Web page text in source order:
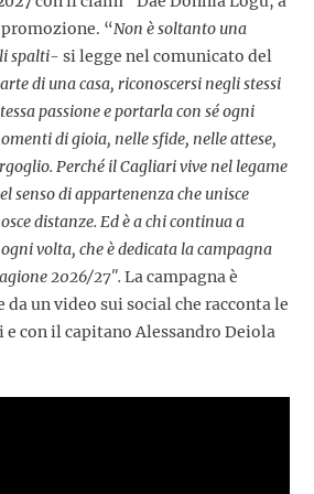
“Non è soltanto una
spalti- si legge nel comunicato del
di una casa, riconoscersi negli stessi
passione e portarla con sé ogni
di gioia, nelle sfide, nelle attese,
Perché il Cagliari vive nel legame
senso di appartenenza che unisce
distanze. Ed è a chi continua a
volta, che è dedicata la campagna
2026/27″. La campagna è
da un video sui social che racconta le
con il capitano Alessandro Deiola